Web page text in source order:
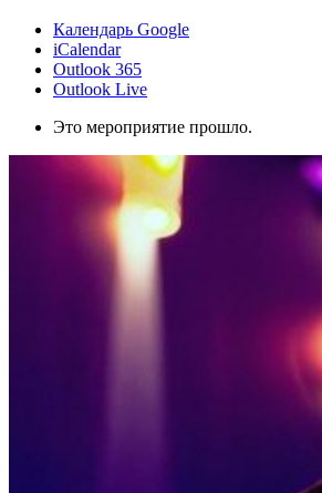
Календарь Google
iCalendar
Outlook 365
Outlook Live
Это мероприятие прошло.